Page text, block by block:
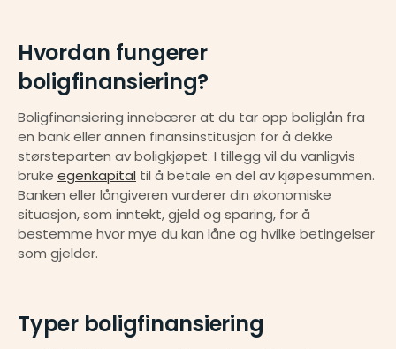
Hvordan fungerer
boligfinansiering?
Boligfinansiering innebærer at du tar opp boliglån fra
en bank eller annen finansinstitusjon for å dekke
størsteparten av boligkjøpet. I tillegg vil du vanligvis
bruke egenkapital til å betale en del av kjøpesummen.
Banken eller långiveren vurderer din økonomiske
situasjon, som inntekt, gjeld og sparing, for å
bestemme hvor mye du kan låne og hvilke betingelser
som gjelder.
Typer boligfinansiering